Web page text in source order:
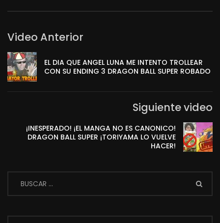
Video Anterior
EL DIA QUE ANGEL LUNA ME INTENTO TROLLEAR
CON SU ENDING 3 DRAGON BALL SUPER ROBADO
Siguiente video
¡INESPERADO! ¡EL MANGA NO ES CANONICO!
DRAGON BALL SUPER ¡TORIYAMA LO VUELVE
HACER!